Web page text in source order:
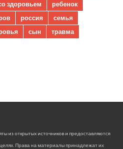
здоровьем
ребенок
россия
семья
сын
травма
из открытых источников и предоставляются
Права на материалы принадлежат их